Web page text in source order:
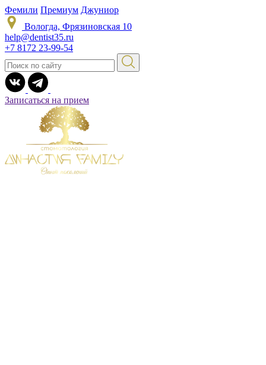
Фемили Премиум Джуниор
Вологда, Фрязиновская 10
help@dentist35.ru
+7 8172 23-99-54
Записаться на прием